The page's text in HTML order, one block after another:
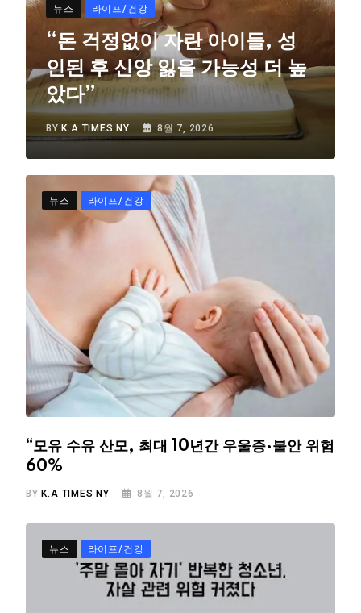
뉴스 라이프/건강
“돈 걱정없이 자란 아이들, 성
인된 후 신앙 잃을 가능성 더 높
았다”
BY K.A TIMES NY 8월 7, 2026
뉴스 라이프/건강
“모유 수유 산모, 최대 10년간 우울증·불안 위험
60%
BY K.A TIMES NY 8월 7, 2026
뉴스 라이프/건강